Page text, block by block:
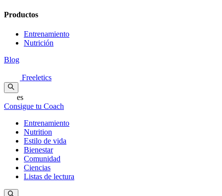
Productos
Entrenamiento
Nutrición
Blog
Freeletics
es
Consigue tu Coach
Entrenamiento
Nutrition
Estilo de vida
Bienestar
Comunidad
Ciencias
Listas de lectura